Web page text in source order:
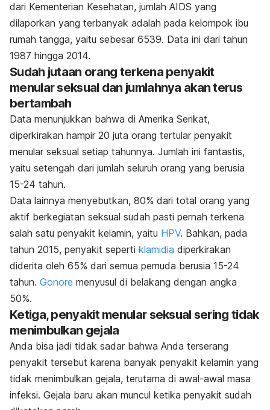
dari Kementerian Kesehatan, jumlah AIDS yang
dilaporkan yang terbanyak adalah pada kelompok ibu
rumah tangga, yaitu sebesar 6539. Data ini dari tahun
1987 hingga 2014.
Sudah jutaan orang terkena penyakit
menular seksual dan jumlahnya akan terus
bertambah
Data menunjukkan bahwa di Amerika Serikat,
diperkirakan hampir 20 juta orang tertular penyakit
menular seksual setiap tahunnya. Jumlah ini fantastis,
yaitu setengah dari jumlah seluruh orang yang berusia
15-24 tahun.
Data lainnya menyebutkan, 80% dari total orang yang
aktif berkegiatan seksual sudah pasti pernah terkena
salah satu penyakit kelamin, yaitu HPV. Bahkan, pada
tahun 2015, penyakit seperti klamidia diperkirakan
diderita oleh 65% dari semua pemuda berusia 15-24
tahun. Gonore menyusul di belakang dengan angka
50%.
Ketiga, penyakit menular seksual sering tidak
menimbulkan gejala
Anda bisa jadi tidak sadar bahwa Anda terserang
penyakit tersebut karena banyak penyakit kelamin yang
tidak menimbulkan gejala, terutama di awal-awal masa
infeksi. Gejala baru akan muncul ketika penyakit sudah